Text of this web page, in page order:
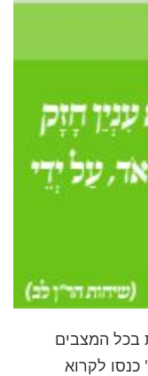
בכל המצבים
כנסו לקרוא